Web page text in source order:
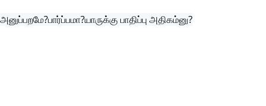
பாதிப்பு அதிகம்னு?